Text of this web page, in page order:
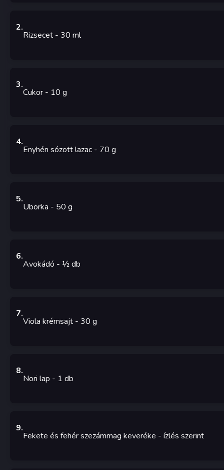
2.
Rizsecet - 30 ml
3.
Cukor - 10 g
4.
Enyhén sózott lazac - 70 g
5.
Uborka - 50 g
6.
Avokádó - ½db
7.
Viola krémsajt - 30 g
8.
Nori lap - 1 db
9.
Fekete és fehér szezámmag keveréke - ízlés szerint